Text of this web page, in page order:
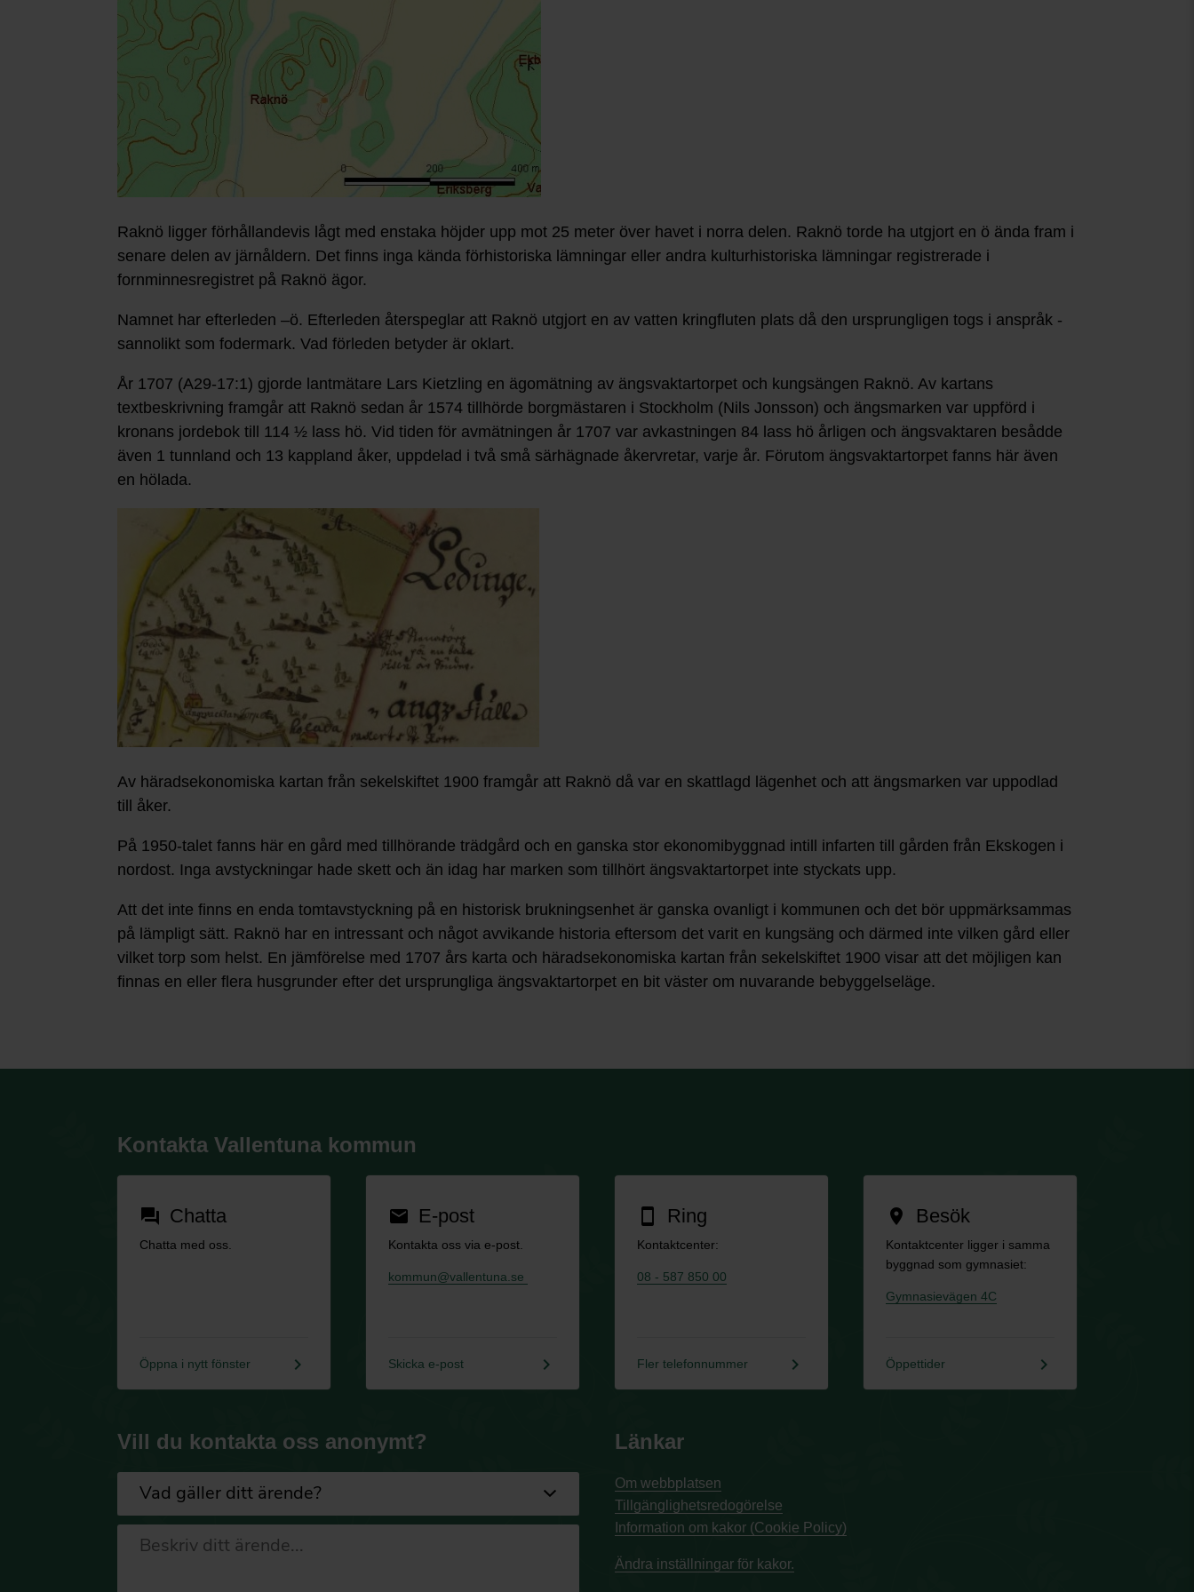
Raknö ligger förhållandevis lågt med enstaka höjder upp mot 25 meter över havet i norra delen. Raknö torde ha utgjort en ö ända fram i
senare delen av järnåldern. Det finns inga kända förhistoriska lämningar eller andra kulturhistoriska lämningar registrerade i
fornminnesregistret på Raknö ägor.
Namnet har efterleden –ö. Efterleden återspeglar att Raknö utgjort en av vatten kringfluten plats då den ursprungligen togs i anspråk -
sannolikt som fodermark. Vad förleden betyder är oklart.
År 1707 (A29-17:1) gjorde lantmätare Lars Kietzling en ägomätning av ängsvaktartorpet och kungsängen Raknö. Av kartans
textbeskrivning framgår att Raknö sedan år 1574 tillhörde borgmästaren i Stockholm (Nils Jonsson) och ängsmarken var uppförd i
kronans jordebok till 114 ½ lass hö. Vid tiden för avmätningen år 1707 var avkastningen 84 lass hö årligen och ängsvaktaren besådde
även 1 tunnland och 13 kappland åker, uppdelad i två små särhägnade åkervretar, varje år. Förutom ängsvaktartorpet fanns här även
en hölada.
Av häradsekonomiska kartan från sekelskiftet 1900 framgår att Raknö då var en skattlagd lägenhet och att ängsmarken var uppodlad
till åker.
På 1950-talet fanns här en gård med tillhörande trädgård och en ganska stor ekonomibyggnad intill infarten till gården från Ekskogen i
nordost. Inga avstyckningar hade skett och än idag har marken som tillhört ängsvaktartorpet inte styckats upp.
Att det inte finns en enda tomtavstyckning på en historisk brukningsenhet är ganska ovanligt i kommunen och det bör uppmärksammas
på lämpligt sätt. Raknö har en intressant och något avvikande historia eftersom det varit en kungsäng och därmed inte vilken gård eller
vilket torp som helst. En jämförelse med 1707 års karta och häradsekonomiska kartan från sekelskiftet 1900 visar att det möjligen kan
finnas en eller flera husgrunder efter det ursprungliga ängsvaktartorpet en bit väster om nuvarande bebyggelseläge.
Kontakta Vallentuna kommun
forum Chatta
Chatta med oss.
Öppna i nytt fönster keyboard_arrow_right
email E-post
Kontakta oss via e-post.
kommun@vallentuna.se
Skicka e-post keyboard_arrow_right
smartphone Ring
Kontaktcenter:
08 - 587 850 00
Fler telefonnummer keyboard_arrow_right
location_on Besök
Kontaktcenter ligger i samma
byggnad som gymnasiet:
Gymnasievägen 4C
Öppettider keyboard_arrow_right
Vill du kontakta oss anonymt? Länkar
Om webbplatsen
Tillgänglighetsredogörelse
Information om kakor (Cookie Policy)
Ändra inställningar för kakor.